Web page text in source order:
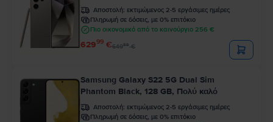
Αποστολή: εκτιμώμενος 2-5 εργάσιμες ημέρες
Πληρωμή σε δόσεις, με 0% επιτόκιο
Πιο οικονομικό από το καινούργιο 256 €
62999 €64999€
Samsung Galaxy S22 5G Dual Sim
Phantom Black, 128 GB, Πολύ καλό
Αποστολή: εκτιμώμενος 2-5 εργάσιμες ημέρες
Πληρωμή σε δόσεις, με 0% επιτόκιο